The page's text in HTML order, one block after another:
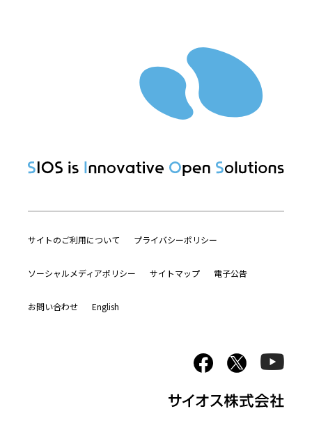
サイトのご利用について プライバシーポリシー
ソーシャルメディアポリシー サイトマップ 電子公告
お問い合わせ English